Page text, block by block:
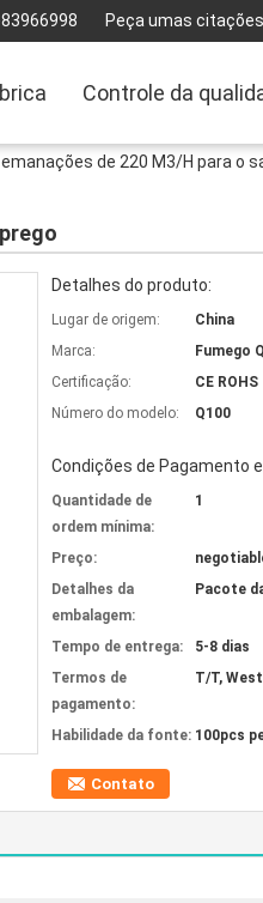
Peça umas citações
Controle da
de 220 M3/H para o
Detalhes do produto:
Lugar de origem:
China
Marca:
Fumego
Certificação:
CE ROHS
Número do modelo:
Q100
Condições de Pagamento e
Quantidade de
ordem mínima:
1
Preço:
Detalhes da
embalagem:
Pacote
Tempo de entrega:
5-8 dias
Termos de
pagamento:
T/T,
Habilidade da fonte: 100pcs
Contato